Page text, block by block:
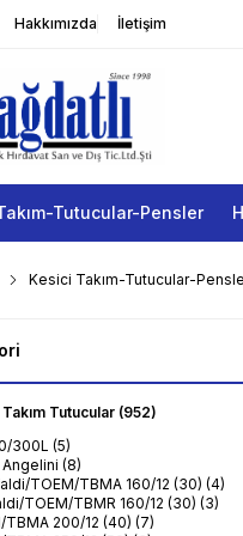
Hakkımızda İletişim
Tutucular-Pensler
Kesici Takım-Tutucular-
Tutucular (952)
300L (5)
(8)
TOEM/TBMA 160/12 (30) (4)
TOEM/TBMR 160/12 (30) (3)
TBMA 200/12 (40) (7)